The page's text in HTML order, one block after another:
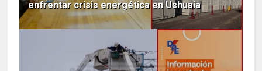
enfrentar crisis energética en Ushuaia